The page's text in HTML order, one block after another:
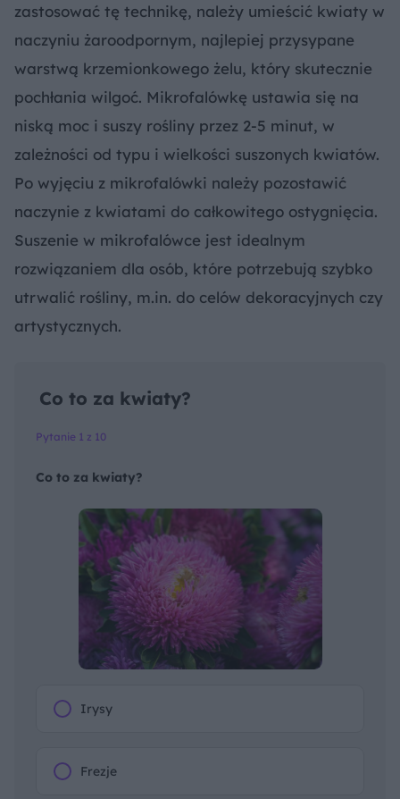
zastosować tę technikę, należy umieścić kwiaty w
naczyniu żaroodpornym, najlepiej przysypane
warstwą krzemionkowego żelu, który skutecznie
pochłania wilgoć. Mikrofalówkę ustawia się na
niską moc i suszy rośliny przez 2-5 minut, w
zależności od typu i wielkości suszonych kwiatów.
Po wyjęciu z mikrofalówki należy pozostawić
naczynie z kwiatami do całkowitego ostygnięcia.
Suszenie w mikrofalówce jest idealnym
rozwiązaniem dla osób, które potrzebują szybko
utrwalić rośliny, m.in. do celów dekoracyjnych czy
artystycznych.
Co to za kwiaty?
Pytanie 1 z 10
Co to za kwiaty?
Irysy
Frezje